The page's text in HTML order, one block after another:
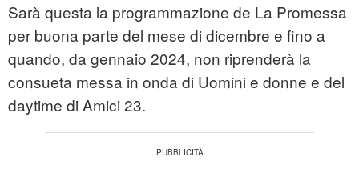
Sarà questa la programmazione de La Promessa
per buona parte del mese di dicembre e fino a
quando, da gennaio 2024, non riprenderà la
consueta messa in onda di Uomini e donne e del
daytime di Amici 23.